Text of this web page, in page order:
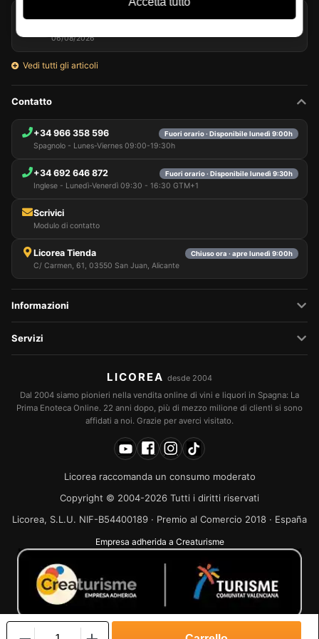
06/08/2026
Vedi tutti gli articoli
Contatto
+34 966 358 596 Fuori orario · Disponibile lunedì 9:00h
Spagnolo - Lunes-Viernes 09:00-19:30h
+34 692 646 872 Fuori orario · Disponibile lunedì 9:30h
Inglese - Lunedì-Venerdì 09:30 - 16:30 GTM+1
Scrivici
Modulo di contatto
Licorea Tienda Chiuso ora · apre lunedì 9:00h
C/ Carmen, 61, 03550 San Juan, Alicante
Informazioni
Servizi
LICOREA desde 2004
Dal 2004 siamo pionieri nella vendita online di vini e liquori in Spagna: La
Prima Enoteca Online. 22 anni dopo, più di mezzo milione di clienti si sono
affidati a noi. Grazie per averci visitato.
Licorea raccomanda un consumo moderato
Copyright © 2004-2026 Tutti i diritti riservati
Licorea, S.L.U. NIF-B54400189 · Premio al Comercio 2018 · España
Empresa adherida a Creaturisme